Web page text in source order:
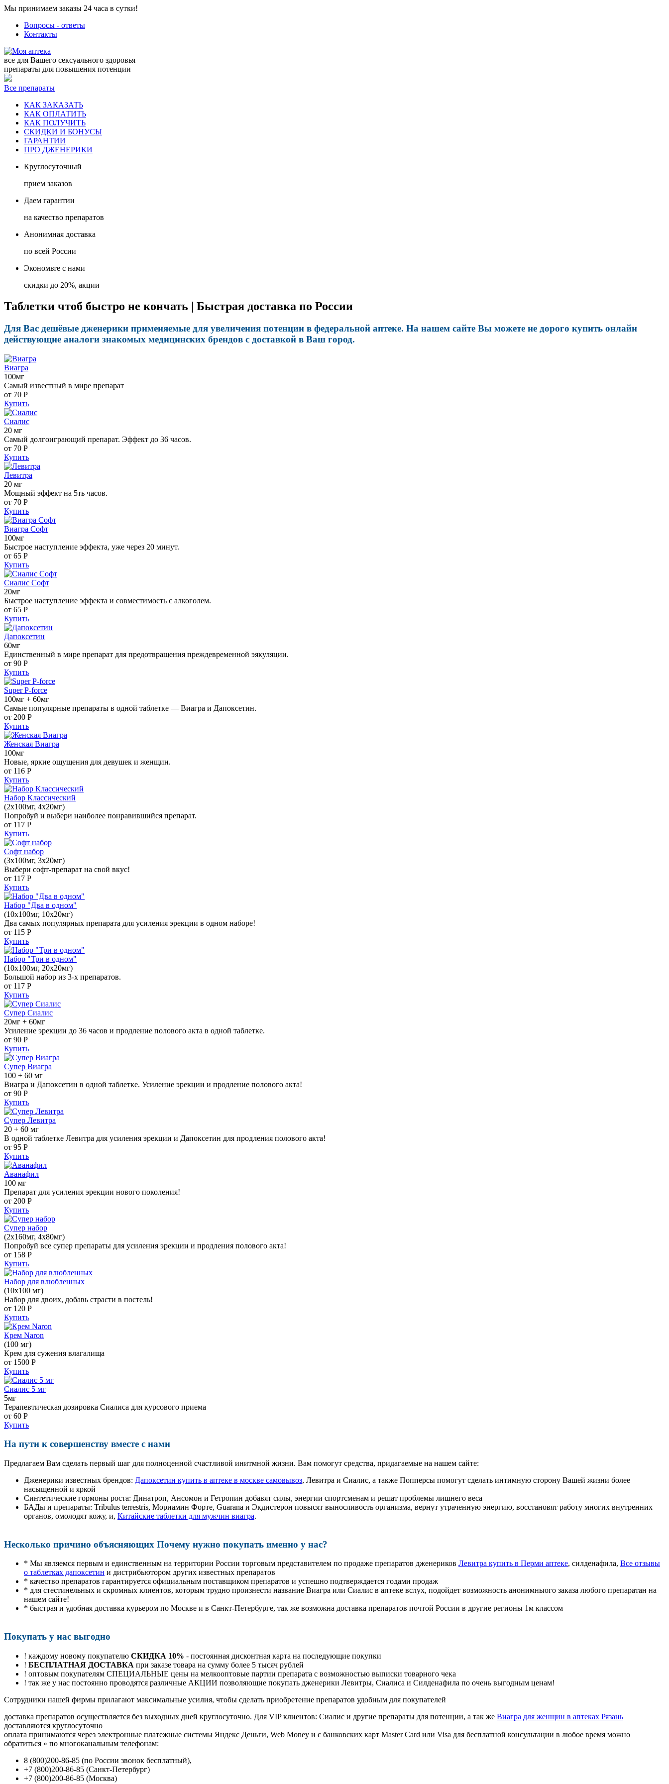
Мы принимаем заказы 24 часа в сутки!
Вопросы - ответы
Контакты
все для Вашего сексуального здоровья
препараты для повышения потенции
Все препараты
КАК ЗАКАЗАТЬ
КАК ОПЛАТИТЬ
КАК ПОЛУЧИТЬ
СКИДКИ И БОНУСЫ
ГАРАНТИИ
ПРО ДЖЕНЕРИКИ
Круглосуточный
прием заказов
Даем гарантии
на качество препаратов
Анонимная доставка
по всей России
Экономьте с нами
скидки до 20%, акции
Таблетки чтоб быстро не кончать | Быстрая доставка по России
Для Вас дешёвые дженерики применяемые для увеличения потенции в федеральной аптеке. На нашем сайте Вы можете не дорого купить онлайн
действующие аналоги знакомых медицинских брендов с доставкой в Ваш город.
Виагра
100мг
Самый известный в мире препарат
от 70 Р
Купить
Сиалис
20 мг
Самый долгоиграющий препарат. Эффект до 36 часов.
от 70 Р
Купить
Левитра
20 мг
Мощный эффект на 5ть часов.
от 70 Р
Купить
Виагра Софт
100мг
Быстрое наступление эффекта, уже через 20 минут.
от 65 Р
Купить
Сиалис Софт
20мг
Быстрое наступление эффекта и совместимость с алкоголем.
от 65 Р
Купить
Дапоксетин
60мг
Единственный в мире препарат для предотвращения преждевременной эякуляции.
от 90 Р
Купить
Super P-force
100мг + 60мг
Самые популярные препараты в одной таблетке — Виагра и Дапоксетин.
от 200 Р
Купить
Женская Виагра
100мг
Новые, яркие ощущения для девушек и женщин.
от 116 Р
Купить
Набор Классический
(2x100мг, 4x20мг)
Попробуй и выбери наиболее понравившийся препарат.
от 117 Р
Купить
Софт набор
(3x100мг, 3x20мг)
Выбери софт-препарат на свой вкус!
от 117 Р
Купить
Набор "Два в одном"
(10x100мг, 10x20мг)
Два самых популярных препарата для усиления эрекции в одном наборе!
от 115 Р
Купить
Набор "Три в одном"
(10x100мг, 20x20мг)
Большой набор из 3-х препаратов.
от 117 Р
Купить
Супер Сиалис
20мг + 60мг
Усиление эрекции до 36 часов и продление полового акта в одной таблетке.
от 90 Р
Купить
Супер Виагра
100 + 60 мг
Виагра и Дапоксетин в одной таблетке. Усиление эрекции и продление полового акта!
от 90 Р
Купить
Супер Левитра
20 + 60 мг
В одной таблетке Левитра для усиления эрекции и Дапоксетин для продления полового акта!
от 95 Р
Купить
Аванафил
100 мг
Препарат для усиления эрекции нового поколения!
от 200 Р
Купить
Супер набор
(2х160мг, 4х80мг)
Попробуй все супер препараты для усиления эрекции и продления полового акта!
от 158 Р
Купить
Набор для влюбленных
(10х100 мг)
Набор для двоих, добавь страсти в постель!
от 120 Р
Купить
Крем Naron
(100 мг)
Крем для сужения влагалища
от 1500 Р
Купить
Сиалис 5 мг
5мг
Терапевтическая дозировка Сиалиса для курсового приема
от 60 Р
Купить
На пути к совершенству вместе с нами
Предлагаем Вам сделать первый шаг для полноценной счастливой инитмной жизни. Вам помогут средства, придагаемые на нашем сайте:
Дженерики известных брендов: Дапоксетин купить в аптеке в москве самовывоз, Левитра и Сиалис, а также Попперсы помогут сделать интимную сторону Вашей жизни более
насыщенной и яркой
Синтетические гормоны роста: Динатроп, Ансомон и Гетропин добавят силы, энергии спортсменам и решат проблемы лишнего веса
БАДы и препараты: Tribulus terrestris, Мориамин Форте, Guarana и Экдистерон повысят выносливость организма, вернут утраченную энергию, восстановят работу многих внутренних
органов, омолодят кожу, и, Китайские таблетки для мужчин виагра.
Несколько причино объясняющих Почему нужно покупать именно у нас?
* Мы являемся первым и единственным на территории России торговым представителем по продаже препаратов дженериков Левитра купить в Перми аптеке, силденафила, Все отзывы
о таблетках дапоксетин и дистрибьютором других известных препаратов
* качество препаратов гарантируется официальным поставщиком препаратов и успешно подтверждается годами продаж
* для стестинельных и скромных клиентов, которым трудно произнести название Виагра или Сиалис в аптеке вслух, подойдет возможность анонимныого заказа любого препаратан на
нашем сайте!
* быстрая и удобная доставка курьером по Москве и в Санкт-Петербурге, так же возможна доставка препаратов почтой России в другие регионы 1м классом
Покупать у нас выгодно
! каждому новому покупателю СКИДКА 10% - постоянная дисконтная карта на последующие покупки
! БЕСПЛАТНАЯ ДОСТАВКА при заказе товара на сумму более 5 тысяч рублей
! оптовым покупателям СПЕЦИАЛЬНЫЕ цены на мелкооптовые партии препарата с возможностью выписки товарного чека
! так же у нас постоянно проводятся различные АКЦИИ позволяющие покупать дженерики Левитры, Сиалиса и Силденафила по очень выгодным ценам!
Cотрудники нашей фирмы прилагают максимальные усилия, чтобы сделать приобретение препаратов удобным для покупателей
доставка препаратов осуществляется без выходных дней круглосуточно. Для VIP клиентов: Сиалис и другие препараты для потенции, а так же Виагра для женщин в аптеках Рязань
доставляются круглосуточно
оплата принимаются через электронные платежные системы Яндекс Деньги, Web Money и с банковских карт Master Card или Visa для бесплатной консультации в любое время можно
обратиться » по многоканальным телефонам:
8 (800)200-86-85 (по России звонок бесплатный),
+7 (800)200-86-85 (Санкт-Петербург)
+7 (800)200-86-85 (Москва)